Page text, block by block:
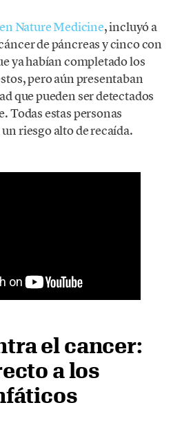
Nature Medicine, incluyó a
de páncreas y cinco con
ya habían completado los
pero aún presentaban
que pueden ser detectados
Todas estas personas
riesgo alto de recaída.
el cancer:
a los